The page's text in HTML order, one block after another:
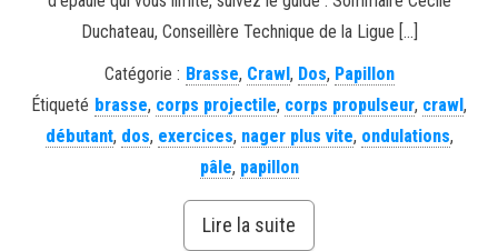
Duchateau, Conseillère Technique de la Ligue […]
Catégorie : Brasse, Crawl, Dos, Papillon
Étiqueté brasse, corps projectile, corps propulseur, crawl,
débutant, dos, exercices, nager plus vite, ondulations,
pâle, papillon
Lire la suite